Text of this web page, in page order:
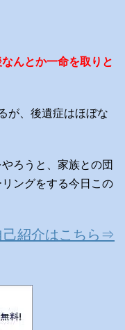
んとか一命を取りと
が、後遺症はほぼな
ろうと、家族との団
ングをする今日この
己紹介はこちら⇒